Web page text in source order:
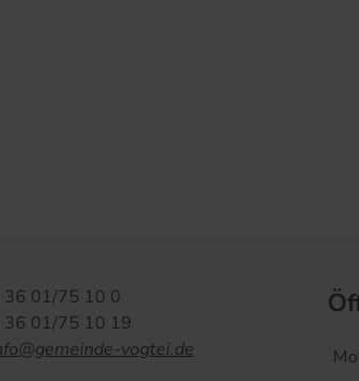
36 01/75 10 0
36 01/75 10 19
vogtei.de